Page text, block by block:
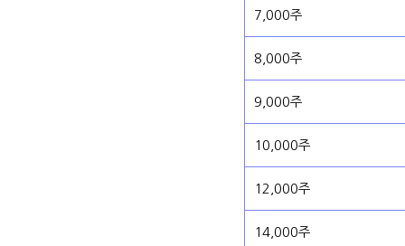
7,000주
8,000주
9,000주
10,000주
12,000주
14,000주